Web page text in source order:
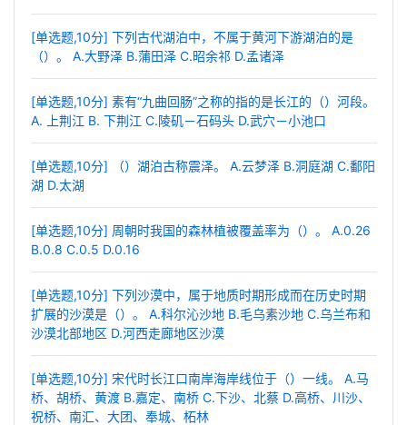
[单选题,10分] 下列古代湖泊中，不属于黄河下游湖泊的是
（）。 A.大野泽 B.蒲田泽 C.昭余祁 D.孟诸泽
[单选题,10分] 素有“九曲回肠”之称的指的是长江的（）河段。
A. 上荆江 B. 下荆江 C.陵矶－石码头 D.武穴－小池口
[单选题,10分] （）湖泊古称震泽。 A.云梦泽 B.洞庭湖 C.鄱阳
湖 D.太湖
[单选题,10分] 周朝时我国的森林植被覆盖率为（）。 A.0.26
B.0.8 C.0.5 D.0.16
[单选题,10分] 下列沙漠中，属于地质时期形成而在历史时期
扩展的沙漠是（）。 A.科尔沁沙地 B.毛乌素沙地 C.乌兰布和
沙漠北部地区 D.河西走廊地区沙漠
[单选题,10分] 宋代时长江口南岸海岸线位于（）一线。 A.马
桥、胡桥、黄渡 B.嘉定、南桥 C.下沙、北蔡 D.高桥、川沙、
祝桥、南汇、大团、奉城、柘林